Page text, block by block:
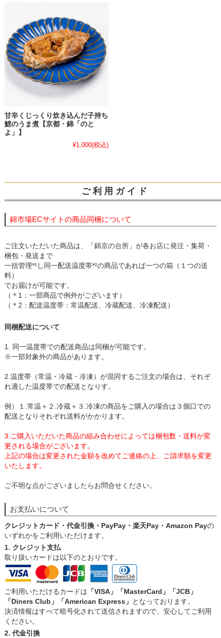
甘辛くじっくり炊き込んだ子持ち
鯉のうま煮【京都・錦「のと
よ」】
¥1,000(税込)
ご 利 用 ガ イ ド
錦市場ECサイトの商品同梱について
ご注文いただいた商品は、「錦京の台所」が各お店に発注・集荷・
梱包・発送まで
一括管理*¹し同一配送温度帯*²の商品であれば一つの箱（１つの送
料）
でお届けが可能です。
（＊1：一部商品で例外がございます）
（＊2：配送温度帯：常温配送、冷蔵配送、冷凍配送）
同梱配送について
1. 同一温度帯での配送商品は同梱が可能です。
※一部対象外の商品があります。
2.温度帯（常温・冷蔵・冷凍）が混同するご注文の場合は、それぞ
れ適した温度帯での配送となりす。
例）１.常温＋２.冷蔵＋３.冷凍の商品をご購入の場合は３個口での
配送となりそれぞれ送料がかかります。
3.ご購入いただいた商品の組み合わせによっては梱包数・送料が変
更される場合がございます。
上記の場合は変更された金額を改めてご連絡の上、ご請求額を変更
いたします。
ご不明な点がございましたらお問合せください。
お支払いについて
クレジットカード・代金引換・PayPay・楽天Pay・Amazon Payの
いずれかをご利用いただけます。
1. クレジット支払
取り扱いカードは以下のとおりです。
ご利用いただけるカードは 「VISA」「MasterCard」「JCB」
「Diners Club」「American Express」 となっております。
決済情報はすべて暗号化されて送信されますので、安心してご利用
ください。
2. 代金引換